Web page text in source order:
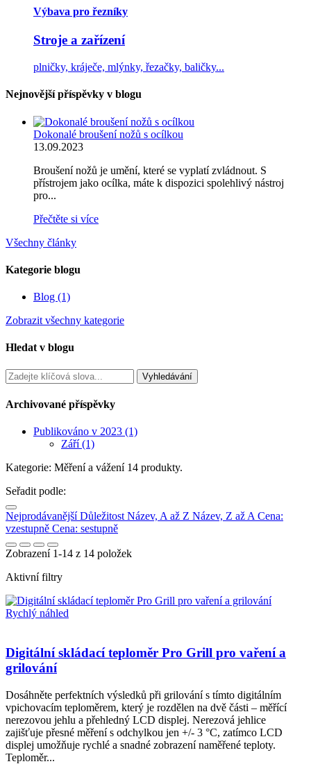
Výbava pro řezníky
Stroje a zařízení
plničky, kráječe, mlýnky, řezačky, baličky...
Nejnovější příspěvky v blogu
Dokonalé broušení nožů s ocílkou
13.09.2023
Broušení nožů je umění, které se vyplatí zvládnout. S
přístrojem jako ocílka, máte k dispozici spolehlivý nástroj
pro...
Přečtěte si více
Všechny články
Kategorie blogu
Blog (1)
Zobrazit všechny kategorie
Hledat v blogu
Archivované příspěvky
Publikováno v 2023 (1)
Září (1)
Kategorie: Měření a vážení 14 produkty.
Seřadit podle:
NejprodávanějšíDůležitost Název, A až Z Název, Z až A Cena:
vzestupně Cena: sestupně
Zobrazení 1-14 z 14 položek
Aktivní filtry
Rychlý náhled
Digitální skládací teploměr Pro Grill pro vaření a
grilování
Dosáhněte perfektních výsledků při grilování s tímto digitálním
vpichovacím teploměrem, který je rozdělen na dvě části – měřící
nerezovou jehlu a přehledný LCD displej. Nerezová jehlice
zajišťuje přesné měření s odchylkou jen +/- 3 °C, zatímco LCD
displej umožňuje rychlé a snadné zobrazení naměřené teploty.
Teploměr...